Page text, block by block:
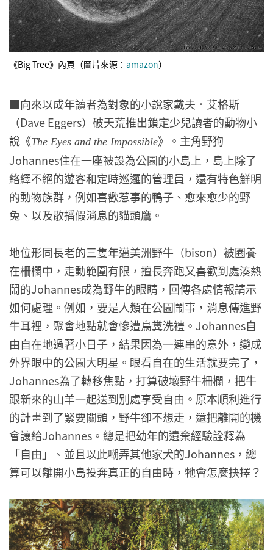
《Big Tree》內頁（圖片來源： amazon）
■向來以成年讀者為對象的小說家戴夫．艾格斯
（Dave Eggers）破天荒推出鎖定少兒讀者的動物小
說《The Eyes and the Impossible》。主角野狗
Johannes住在一座被設為公園的小島上，島上除了
絡繹不絕的遊客和定時巡邏的管理員，還有特色鮮明
的動物族群，例如喜歡惹事的鴨子、愈來愈少的野
兔、以及散播假消息的貓頭鷹。
地位形同長老的三隻年邁美洲野牛（bison）被圈養
在柵欄中，走動範圍有限，擅長奔跑又喜歡到處湊熱
鬧的Johannes成為野牛的眼睛，回傳各處情報請示
如何處理。例如，要是人類在公園鬧事，消息傳進野
牛耳裡，聚會地點就會慘遭鳥糞洗禮。Johannes自
由自在地過著小日子，結果因為一連串的意外，變成
外界眼中的公園大明星。眼看自在的生活就要完了，
Johannes為了轉移焦點，打算破壞野牛柵欄，把牛
跟新來的山羊一起送到別處享受自由。原本順利進行
的計畫到了緊要關頭，野牛卻不想走，還把離開的機
會讓給Johannes。總是把幼年的遺棄經驗詮釋為
「自由」、並且以此嘲弄其他家犬的Johannes，總
算可以離開小島投奔真正的自由時，牠會怎麼抉擇？